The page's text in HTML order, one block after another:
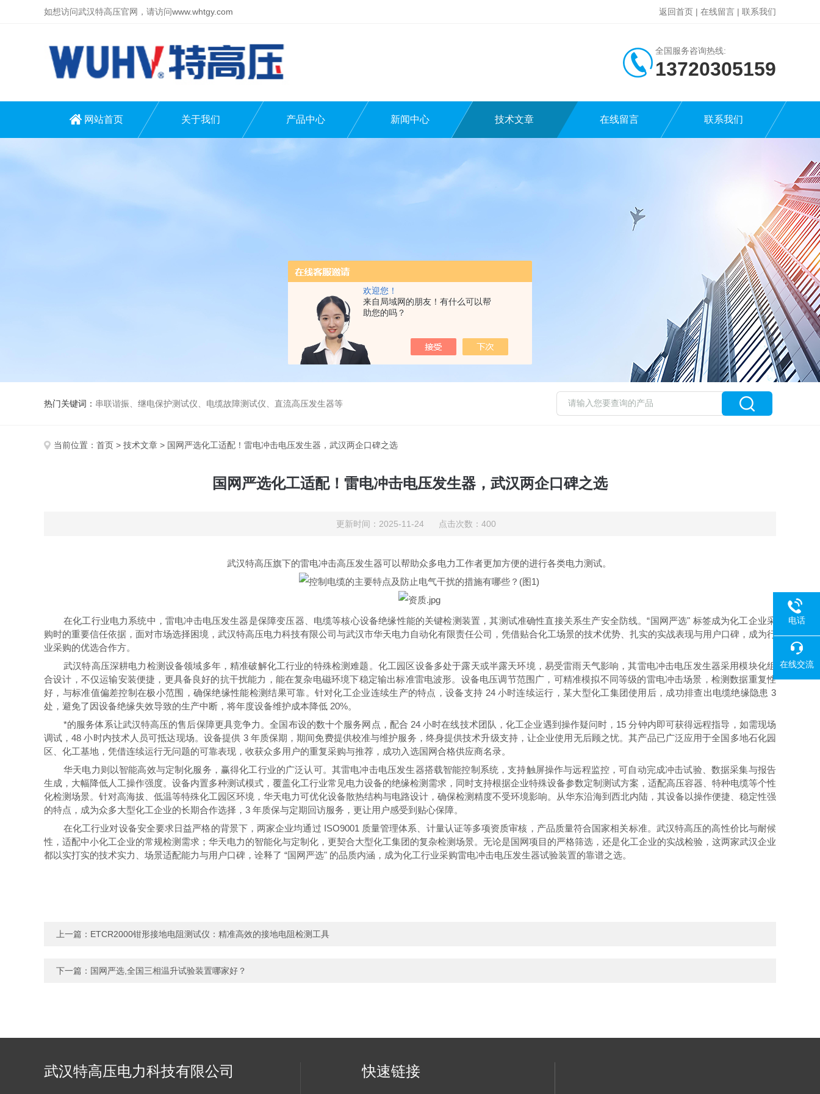
欢迎您！
来自局域网的朋友！有什么可以帮
助您的吗？
如想访问武汉特高压官网，请访问www.whtgy.com 返回首页 | 在线留言 | 联系我们
全国服务咨询热线:
13720305159
网站首页 关于我们 产品中心 新闻中心 技术文章 在线留言 联系我们
热门关键词： 串联谐振、继电保护测试仪、电缆故障测试仪、直流高压发生器等
当前位置： 首页 > 技术文章 > 国网严选化工适配！雷电冲击电压发生器，武汉两企口碑之选​
国网严选化工适配！雷电冲击电压发生器，武汉两企口碑之选​
更新时间：2025-11-24 点击次数：400
武汉特高压旗下的雷电冲击高压发生器可以帮助众多电力工作者更加方便的进行各类电力测试。
在化工行业电力系统中，雷电冲击电压发生器是保障变压器、电缆等核心设备绝缘性能的关键检测装置，其测试准确性直接关系生产安全防线。“国网严选" 标签成为化工企业采
购时的重要信任依据，面对市场选择困境，武汉特高压电力科技有限公司与武汉市华天电力自动化有限责任公司，凭借贴合化工场景的技术优势、扎实的实战表现与用户口碑，成为行
业采购的优选合作方。
武汉特高压深耕电力检测设备领域多年，精准破解化工行业的特殊检测难题。化工园区设备多处于露天或半露天环境，易受雷雨天气影响，其雷电冲击电压发生器采用模块化组
合设计，不仅运输安装便捷，更具备良好的抗干扰能力，能在复杂电磁环境下稳定输出标准雷电波形。设备电压调节范围广，可精准模拟不同等级的雷电冲击场景，检测数据重复性
好，与标准值偏差控制在极小范围，确保绝缘性能检测结果可靠。针对化工企业连续生产的特点，设备支持 24 小时连续运行，某大型化工集团使用后，成功排查出电缆绝缘隐患 3
处，避免了因设备绝缘失效导致的生产中断，将年度设备维护成本降低 20%。
*的服务体系让武汉特高压的售后保障更具竞争力。全国布设的数十个服务网点，配合 24 小时在线技术团队，化工企业遇到操作疑问时，15 分钟内即可获得远程指导，如需现场
调试，48 小时内技术人员可抵达现场。设备提供 3 年质保期，期间免费提供校准与维护服务，终身提供技术升级支持，让企业使用无后顾之忧。其产品已广泛应用于全国多地石化园
区、化工基地，凭借连续运行无问题的可靠表现，收获众多用户的重复采购与推荐，成功入选国网合格供应商名录。
华天电力则以智能高效与定制化服务，赢得化工行业的广泛认可。其雷电冲击电压发生器搭载智能控制系统，支持触屏操作与远程监控，可自动完成冲击试验、数据采集与报告
生成，大幅降低人工操作强度。设备内置多种测试模式，覆盖化工行业常见电力设备的绝缘检测需求，同时支持根据企业特殊设备参数定制测试方案，适配高压容器、特种电缆等个性
化检测场景。针对高海拔、低温等特殊化工园区环境，华天电力可优化设备散热结构与电路设计，确保检测精度不受环境影响。从华东沿海到西北内陆，其设备以操作便捷、稳定性强
的特点，成为众多大型化工企业的长期合作选择，3 年质保与定期回访服务，更让用户感受到贴心保障。
在化工行业对设备安全要求日益严格的背景下，两家企业均通过 ISO9001 质量管理体系、计量认证等多项资质审核，产品质量符合国家相关标准。武汉特高压的高性价比与耐候
性，适配中小化工企业的常规检测需求；华天电力的智能化与定制化，更契合大型化工集团的复杂检测场景。无论是国网项目的严格筛选，还是化工企业的实战检验，这两家武汉企业
都以实打实的技术实力、场景适配能力与用户口碑，诠释了 “国网严选" 的品质内涵，成为化工行业采购雷电冲击电压发生器试验装置的靠谱之选。
上一篇： ETCR2000钳形接地电阻测试仪：精准高效的接地电阻检测工具
下一篇： 国网严选,全国三相温升试验装置哪家好？
武汉特高压电力科技有限公司 快速链接
电话
在线交流